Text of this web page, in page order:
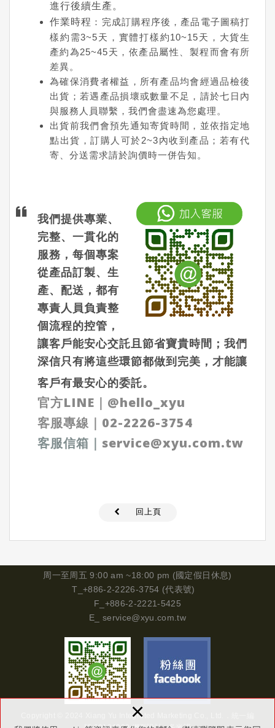
×
進行後續生產。
作業時程 ：完成訂購程序後，產品電子圖稿打
樣約需3~5天，實體打樣約10~15天，大貨生
產約為25~45天，依產品屬性、製程而會有所
差異。
為確保消費者權益，所有產品均會經過品檢後
出貨；若遇產品損壞或數量不足，請於七日內
與服務人員聯繫，我們會盡速為您處理。
出貨前我們會預先通知寄貨時間，並依指定地
點出貨，訂購人可於2~3內收到產品；若有代
寄、分送需求請於詢價時一併告知。
我們提供專業、
完整、一貫化的
服務，每個專案
從產品訂製、生
產、配送，都有
專責人員負責整
個流程的控管，
讓客戶能安心交託且節省寶貴時間；我們
深信只有將這些環節都做到完美，才能讓
客戶有最安心的委託。
官方LINE ｜ @hello_xyu
客服專線｜ 02-2226-3754
客服信箱 ｜ service@xyu.com.tw
回上頁
周一至周五 9:00 am ~18:00 pm (國定假日休息)
T_+886-2-2226-3754 (代表號)
F_+886-2-2221-5425
E_ service@xyu.com.tw
Copyright © 2024 Xiang Yu Integrated Marketing Co., Ltd.．